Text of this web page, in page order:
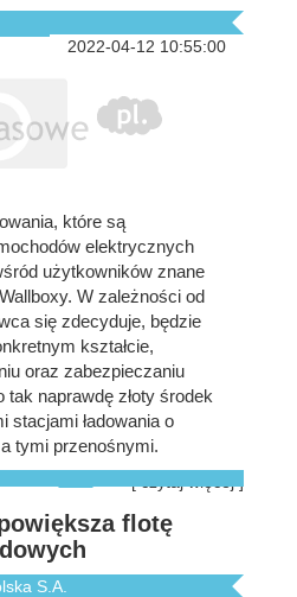
2022-04-12 10:55:00
które są
elektrycznych
użytkowników znane
W zależności od
się zdecyduje, będzie
kształcie,
oraz zabezpieczaniu
naprawdę złoty środek
stacjami ładowania o
tymi przenośnymi.
flotę
S.A.